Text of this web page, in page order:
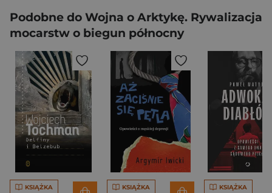
Podobne do Wojna o Arktykę. Rywalizacja
mocarstw o biegun północny
KSIĄŻKA KSIĄŻKA KSIĄŻKA